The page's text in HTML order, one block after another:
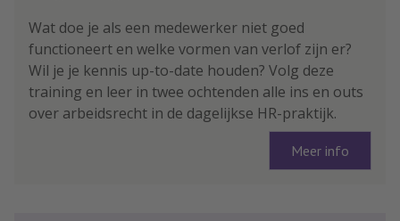
Wat doe je als een medewerker niet goed
functioneert en welke vormen van verlof zijn er?
Wil je je kennis up-to-date houden? Volg deze
training en leer in twee ochtenden alle ins en outs
over arbeidsrecht in de dagelijkse HR-praktijk.
Meer info